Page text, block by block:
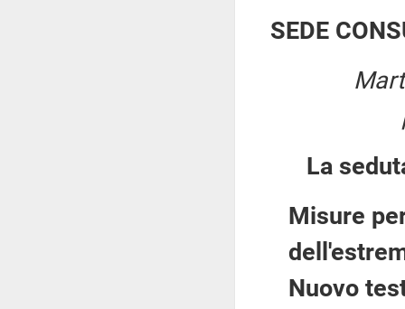
SEDE
La
Misure
Nuovo